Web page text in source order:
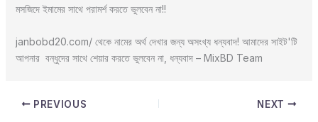
মসজিদে ইমামের সাথে পরামর্শ করতে ভুলবেন না!!
janbobd20.com/ থেকে নামের অর্থ দেখার জন্য অসংখ্য ধন্যবাদ! আমাদের সাইট'টি
আপনার বন্ধুদের সাথে শেয়ার করতে ভুলবেন না, ধন্যবাদ – MixBD Team
PREVIOUS NEXT